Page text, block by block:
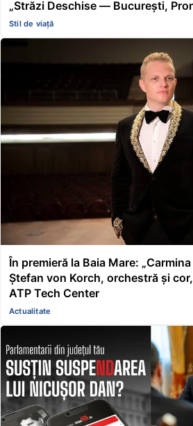
„Străzi Deschise — București,
Stil de viață
În premieră la Baia Mare:
Ștefan von Korch, orchestră și
ATP Tech Center
Actualitate